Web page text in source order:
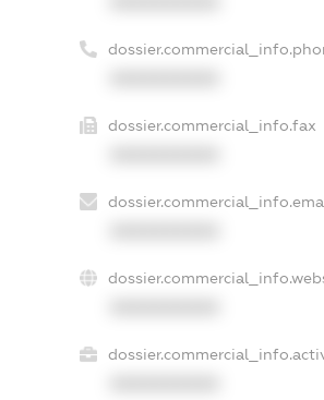
dossier.commercial_info.fax